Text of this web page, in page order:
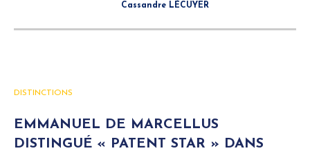
Cassandre LÉCUYER
DISTINCTIONS
EMMANUEL DE MARCELLUS
DISTINGUÉ « PATENT STAR » DANS